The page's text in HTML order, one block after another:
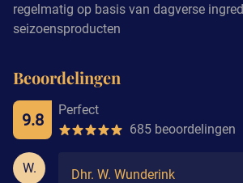
regelmatig op basis van dagverse
seizoensproducten
Beoordelingen
9.8
Perfect
685 beoordelingen
W.
Dhr. W. Wunderink